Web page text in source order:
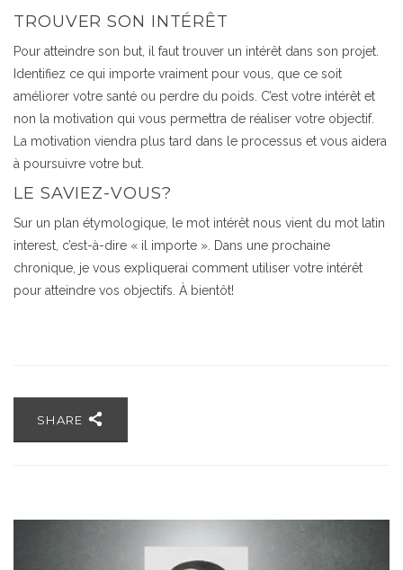
TROUVER SON INTÉRÊT
Pour atteindre son but, il faut trouver un intérêt dans son projet.
Identifiez ce qui importe vraiment pour vous, que ce soit
améliorer votre santé ou perdre du poids. C’est votre intérêt et
non la motivation qui vous permettra de réaliser votre objectif.
La motivation viendra plus tard dans le processus et vous aidera
à poursuivre votre but.
LE SAVIEZ-VOUS?
Sur un plan étymologique, le mot intérêt nous vient du mot latin
interest, c’est-à-dire « il importe ». Dans une prochaine
chronique, je vous expliquerai comment utiliser votre intérêt
pour atteindre vos objectifs. À bientôt!
SHARE